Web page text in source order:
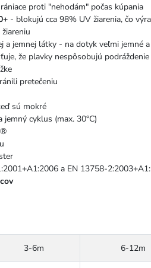
proti "nehodám" počas kúpania
- blokujú cca 98% UV žiarenia, čo
a jemnej látky - na dotyk veľmi jemné
že plavky nespôsobujú
pretečeniu
sú mokré
cyklus (max. 30°C)
a EN 13758-
3-6m 6-12m